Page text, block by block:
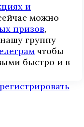
и
можно
призов,
группу
чтобы
быстро и в